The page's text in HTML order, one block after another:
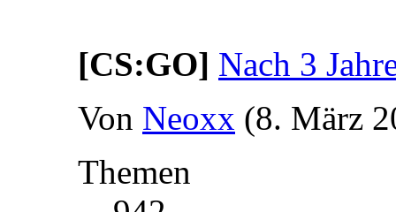
[CS:GO] Nach 3
Von Neoxx (8. März
Themen